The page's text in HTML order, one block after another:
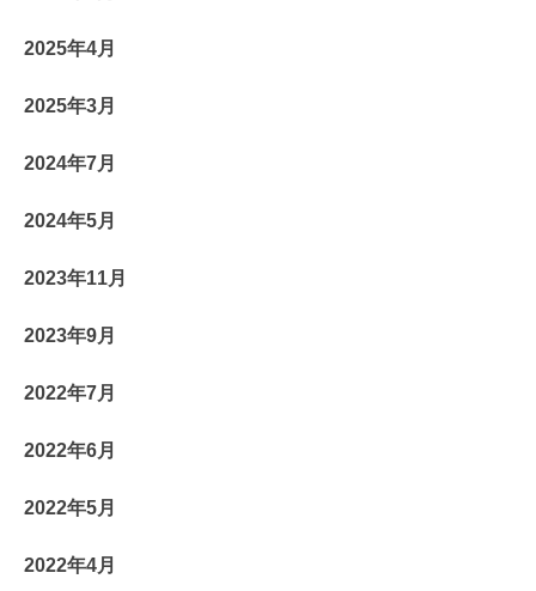
2025年4月
2025年3月
2024年7月
2024年5月
2023年11月
2023年9月
2022年7月
2022年6月
2022年5月
2022年4月